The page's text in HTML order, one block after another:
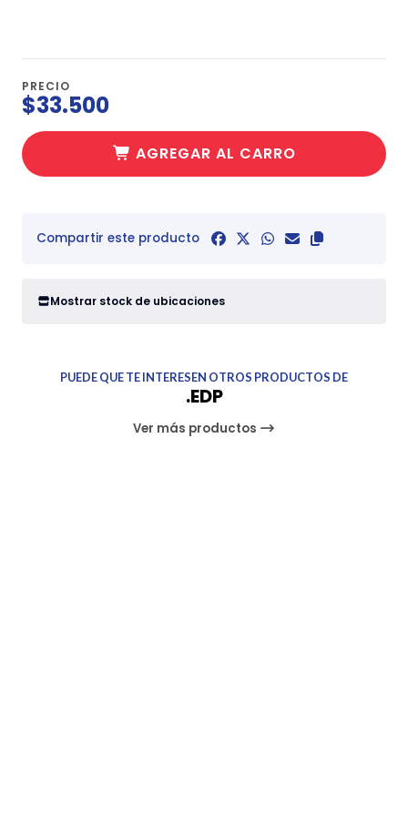
PRECIO
$33.500
AGREGAR AL CARRO
Compartir este producto
Mostrar stock de ubicaciones
PUEDE QUE TE INTERESEN OTROS PRODUCTOS DE
.EDP
Ver más productos